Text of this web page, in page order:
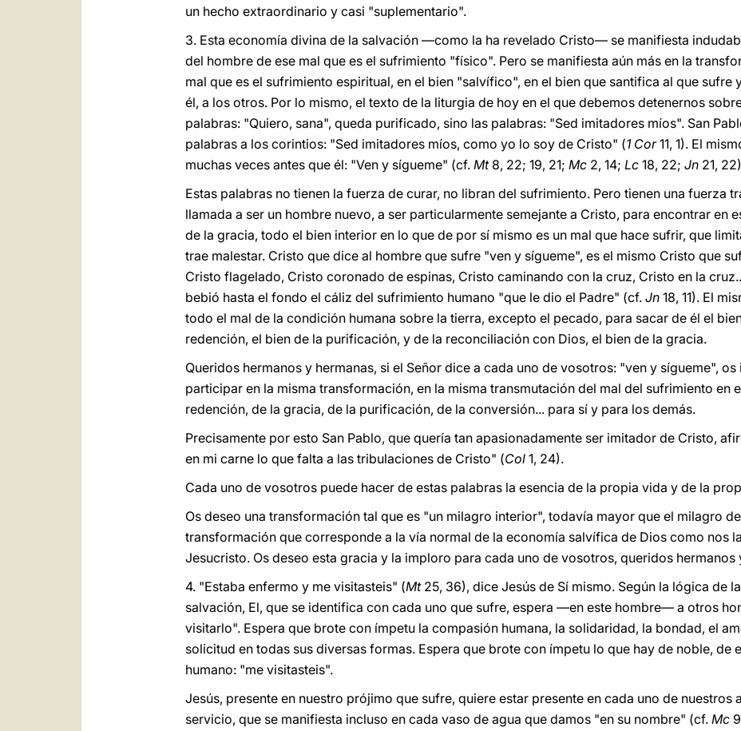
un hecho extraordinario y casi "suplementario".
3. Esta economía divina de la salvación —como la ha revelado Cristo— se manifiesta
del hombre de ese mal que es el sufrimiento "físico". Pero se manifiesta aún más en la
mal que es el sufrimiento espiritual, en el bien "salvífico", en el bien que santifica al que sufre
él, a los otros. Por lo mismo, el texto de la liturgia de hoy en el que debemos detenernos
palabras: "Quiero, sana", queda purificado, sino las palabras: "Sed imitadores míos". San
palabras a los corintios: "Sed imitadores míos, como yo lo soy de Cristo" (1 Cor11, 1). El
muchas veces antes que él: "Ven y sígueme" (cf. Mt8, 22; 19, 21; Mc 2, 14; Lc 18, 22; Jn 21,
Estas palabras no tienen la fuerza de curar, no libran del sufrimiento. Pero tienen una fuerza
llamada a ser un hombre nuevo, a ser particularmente semejante a Cristo, para encontrar en
de la gracia, todo el bien interior en lo que de por sí mismo es un mal que hace sufrir, que
trae malestar. Cristo que dice al hombre que sufre "ven y sígueme", es el mismo Cristo que
Cristo flagelado, Cristo coronado de espinas, Cristo caminando con la cruz, Cristo en la
bebió hasta el fondo el cáliz del sufrimiento humano "que le dio el Padre" (cf. Jn 18, 11). El
todo el mal de la condición humana sobre la tierra, excepto el pecado, para sacar de él el
redención, el bien de la purificación, y de la reconciliación con Dios, el bien de la gracia.
Queridos hermanos y hermanas, si el Señor dice a cada uno de vosotros: "ven y sígueme", os
participar en la misma transformación, en la misma transmutación del mal del sufrimiento en
redención, de la gracia, de la purificación, de la conversión... para sí y para los demás.
Precisamente por esto San Pablo, que quería tan apasionadamente ser imitador de Cristo,
en mi carne lo que falta a las tribulaciones de Cristo" (Col 1, 24).
Cada uno de vosotros puede hacer de estas palabras la esencia de la propia vida y de la
Os deseo una transformación tal que es "un milagro interior", todavía mayor que el milagro
transformación que corresponde a la vía normal de la economía salvífica de Dios como nos
Jesucristo. Os deseo esta gracia y la imploro para cada uno de vosotros, queridos hermanos
4. "Estaba enfermo y me visitasteis" (Mt25, 36), dice Jesús de Sí mismo. Según la lógica de
salvación, El, que se identifica con cada uno que sufre, espera —en este hombre— a otros
visitarlo". Espera que brote con ímpetu la compasión humana, la solidaridad, la bondad, el
solicitud en todas sus diversas formas. Espera que brote con ímpetu lo que hay de noble, de
humano: "me visitasteis".
Jesús, presente en nuestro prójimo que sufre, quiere estar presente en cada uno de nuestros
servicio, que se manifiesta incluso en cada vaso de agua que damos "en su nombre" (cf. Mc